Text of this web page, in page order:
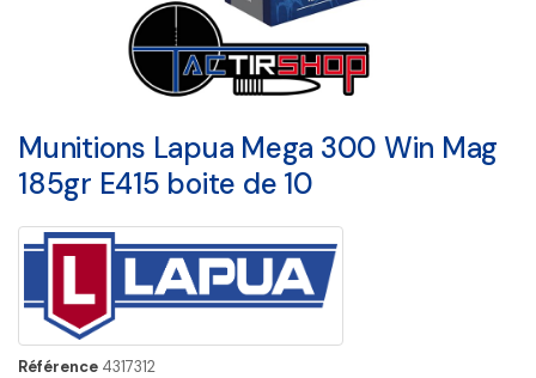
Munitions Lapua Mega 300 Win Mag
185gr E415 boite de 10
Référence 4317312